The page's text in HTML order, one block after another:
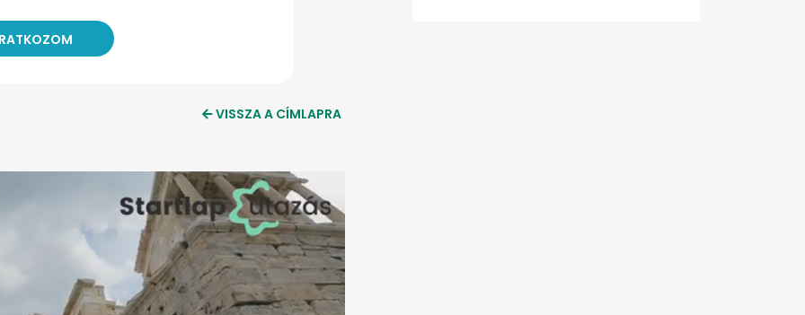
VISSZA A CÍMLAPRA